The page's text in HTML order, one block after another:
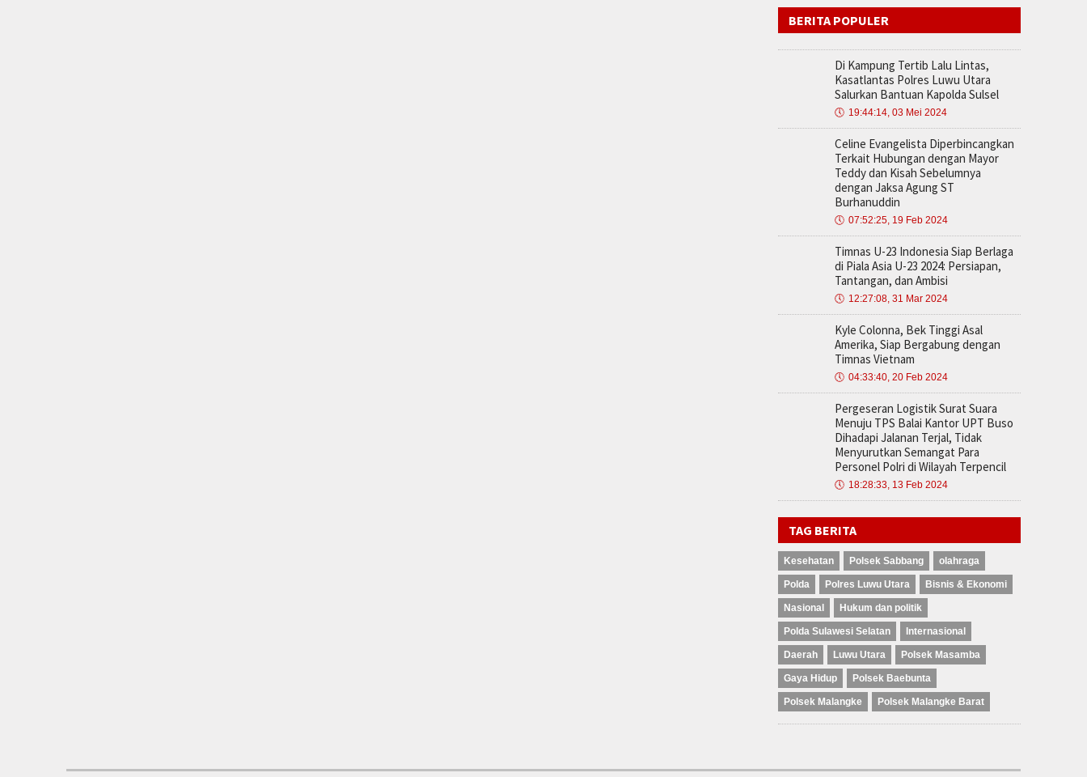
BERITA POPULER
Di Kampung Tertib Lalu Lintas,
Kasatlantas Polres Luwu Utara
Salurkan Bantuan Kapolda Sulsel
🕔 19:44:14, 03 Mei 2024
Celine Evangelista Diperbincangkan
Terkait Hubungan dengan Mayor
Teddy dan Kisah Sebelumnya
dengan Jaksa Agung ST
Burhanuddin
🕔 07:52:25, 19 Feb 2024
Timnas U-23 Indonesia Siap Berlaga
di Piala Asia U-23 2024: Persiapan,
Tantangan, dan Ambisi
🕔 12:27:08, 31 Mar 2024
Kyle Colonna, Bek Tinggi Asal
Amerika, Siap Bergabung dengan
Timnas Vietnam
🕔 04:33:40, 20 Feb 2024
Pergeseran Logistik Surat Suara
Menuju TPS Balai Kantor UPT Buso
Dihadapi Jalanan Terjal, Tidak
Menyurutkan Semangat Para
Personel Polri di Wilayah Terpencil
🕔 18:28:33, 13 Feb 2024
TAG BERITA
Kesehatan Polsek Sabbang olahraga
Polda Polres Luwu Utara Bisnis & Ekonomi
Nasional Hukum dan politik
Polda Sulawesi Selatan Internasional
Daerah Luwu Utara Polsek Masamba
Gaya Hidup Polsek Baebunta
Polsek Malangke Polsek Malangke Barat